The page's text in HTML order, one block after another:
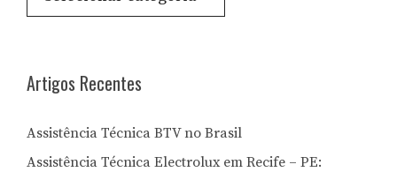
Artigos Recentes
Assistência Técnica BTV no Brasil
Assistência Técnica Electrolux em Recife – PE: